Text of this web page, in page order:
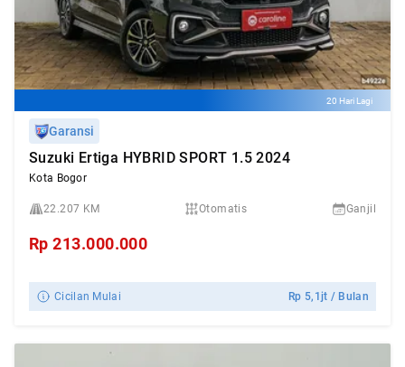
20 Hari Lagi
Garansi
Suzuki Ertiga HYBRID SPORT 1.5 2024
Kota Bogor
22.207 KM Otomatis Ganjil
Rp213.000.000
Cicilan Mulai Rp 5,1jt / Bulan